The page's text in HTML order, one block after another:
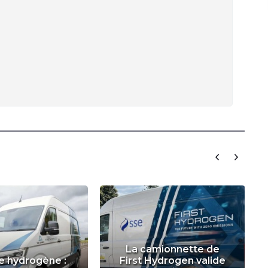
hydrogène :
La camionnette de
First Hydrogen valide